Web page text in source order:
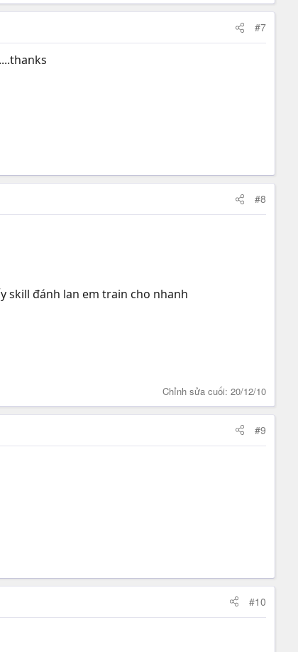
#7
#8
skill đánh lan em train cho nhanh
Chỉnh sửa cuối: 20/12/10
#9
#10